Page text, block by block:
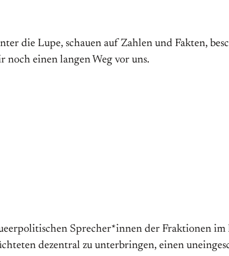
die Lupe, schauen auf Zahlen und Fakten,
noch einen langen Weg vor uns.
Sprecher*innen der Fraktionen im
dezentral zu unterbringen, einen